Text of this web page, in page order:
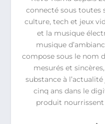
connecté sous toutes
culture, tech et jeux
et la musique
musique
compose sous le nom
mesurés et
substance à
cinq ans dans le
produit